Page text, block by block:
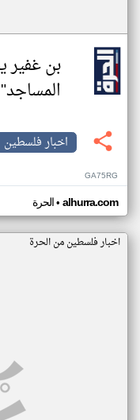
بن غفير
المساجد"
اخبار فلسطين
GA75RG
الحرة• alhurra.com
اخبار فلسطين من الحرة